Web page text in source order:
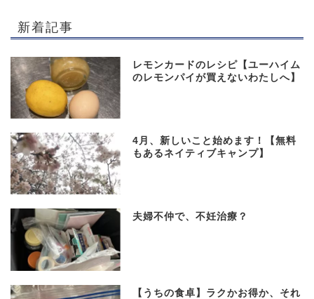
新着記事
レモンカードのレシピ【ユーハイム
のレモンパイが買えないわたしへ】
4月、新しいこと始めます！【無料
もあるネイティブキャンプ】
夫婦不仲で、不妊治療？
【うちの食卓】ラクかお得か、それ